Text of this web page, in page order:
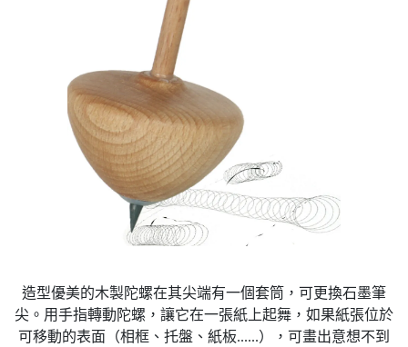
造型優美的木製陀螺在其尖端有一個套筒，可更換石墨筆
尖。用手指轉動陀螺，讓它在一張紙上起舞，如果紙張位於
可移動的表面（相框、托盤、紙板......），可畫出意想不到